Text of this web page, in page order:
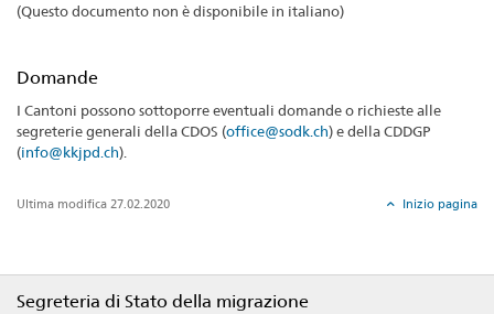
(Questo documento non è disponibile in italiano)
Domande
I Cantoni possono sottoporre eventuali domande o richieste alle
segreterie generali della CDOS (office@sodk.ch) e della CDDGP
(info@kkjpd.ch).
Ultima modifica 27.02.2020 Inizio pagina
Segreteria di Stato della migrazione